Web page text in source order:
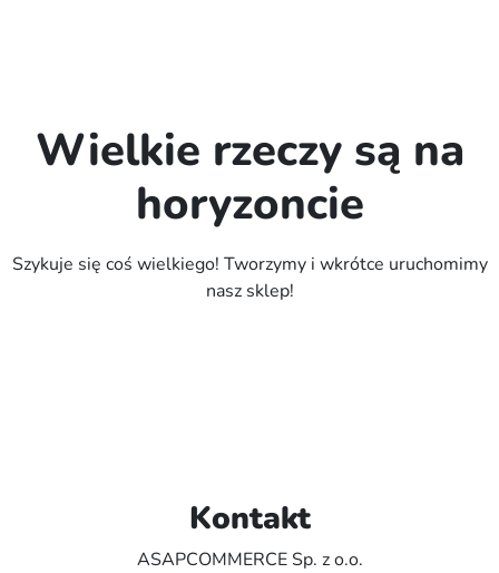
Wielkie rzeczy są na
horyzoncie
Szykuje się coś wielkiego! Tworzymy i wkrótce uruchomimy
nasz sklep!
Kontakt
ASAPCOMMERCE Sp. z o.o.